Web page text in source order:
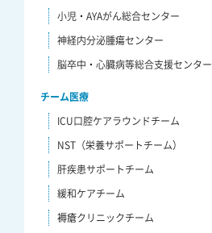
小児・AYAがん総合センター
神経内分泌腫瘍センター
脳卒中・心臓病等総合支援センター
チーム医療
ICU口腔ケアラウンドチーム
NST（栄養サポートチーム）
肝疾患サポートチーム
緩和ケアチーム
褥瘡クリニックチーム